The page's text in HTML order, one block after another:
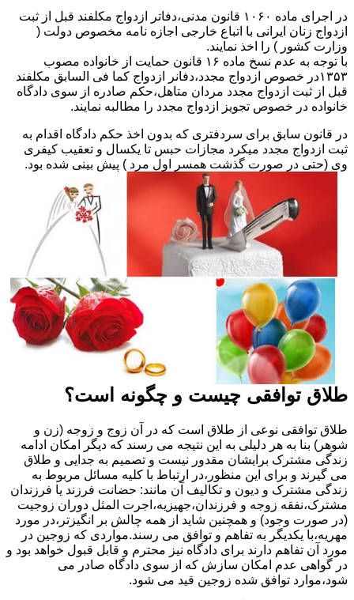
در اجرای ماده ۱۰۶۰ قانون مدنی،دفاتر ازدواج مکلفند قبل از ثبت
ازدواج زنان ایرانی با اتباع خارجی اجازه نامه مخصوص دولت (
وزارت کشور ) را اخذ نمایند.
با توجه به عدم نسخ ماده ۱۶ قانون حمایت از خانواده مصوب
۱۳۵۳در خصوص ازدواج مجدد،دفانر ازدواج کما فی السابق مکلفند
قبل از ثبت ازدواج مجدد مردان متاهل،حکم صادره از سوی دادگاه
خانواده در خصوص تجویز ازدواج مجدد را مطالبه نمایند.
در قانون سابق برای سردفتری که بدون اخذ حکم دادگاه اقدام به
ثبت ازدواج مجدد میکرد مجازات حبس تا یکسال و تعقیب کیفری
وی (حتی در صورت گذشت همسر اول مرد ) پیش بینی شده بود.
طلاق توافقی چیست و چگونه است؟
طلاق توافقی نوعی از طلاق است که در آن زوج و زوجه (زن و
شوهر) بنا به هر دلیلی به این نتیجه می رسند که دیگر امکان ادامه
زندگی مشترک برایشان مقدور نیست و تصمیم به جدایی و طلاق
می گیرند و برای این منظور،در ارتباط با کلیه مسائل مربوط به
زندگی مشترک و دیون و تکالیف آن مانند: حضانت فرزند یا فرزندان
مشترک،نفقه زوجه و فرزندان،جهیزیه،اجرت المثل دوران زوجیت
(در صورت وجود) و همچنین شاید از همه چالش بر انگیزتر،در مورد
مهریه،با یکدیگر به تفاهم و توافق می رسند.مواردی که زوجین در
مورد آن تفاهم دارند برای دادگاه نیز محترم و قابل قبول خواهد بود و
در گواهی عدم امکان سازش که از سوی دادگاه صادر می
شود،موارد توافق شده زوجین قید می شود.